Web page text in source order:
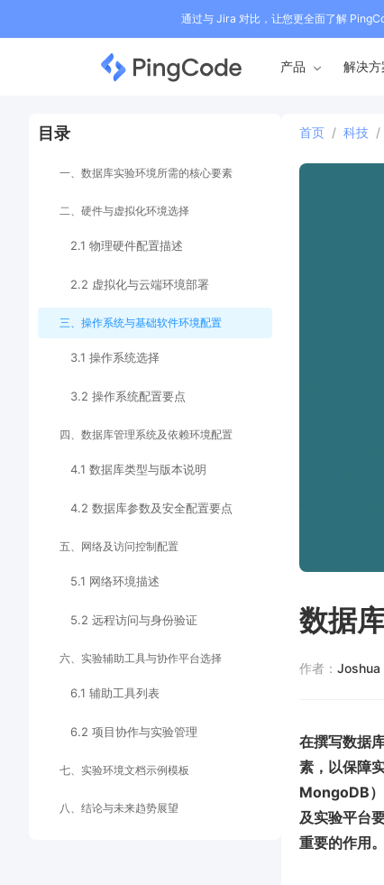
通过与 Jira 对比，让您更全面了解
产品 解决方
目录
一、数据库实验环境所需的核心要素
二、硬件与虚拟化环境选择
2.1 物理硬件配置描述
2.2 虚拟化与云端环境部署
三、操作系统与基础软件环境配置
3.1 操作系统选择
3.2 操作系统配置要点
四、数据库管理系统及依赖环境配置
4.1 数据库类型与版本说明
4.2 数据库参数及安全配置要点
五、网络及访问控制配置
5.1 网络环境描述
5.2 远程访问与身份验证
六、实验辅助工具与协作平台选择
6.1 辅助工具列表
6.2 项目协作与实验管理
七、实验环境文档示例模板
八、结论与未来趋势展望
首页 / 科技 /
数据
作者： Joshua
在撰写数据
素，以保障
MongoDB
及实验平台
重要的作用。